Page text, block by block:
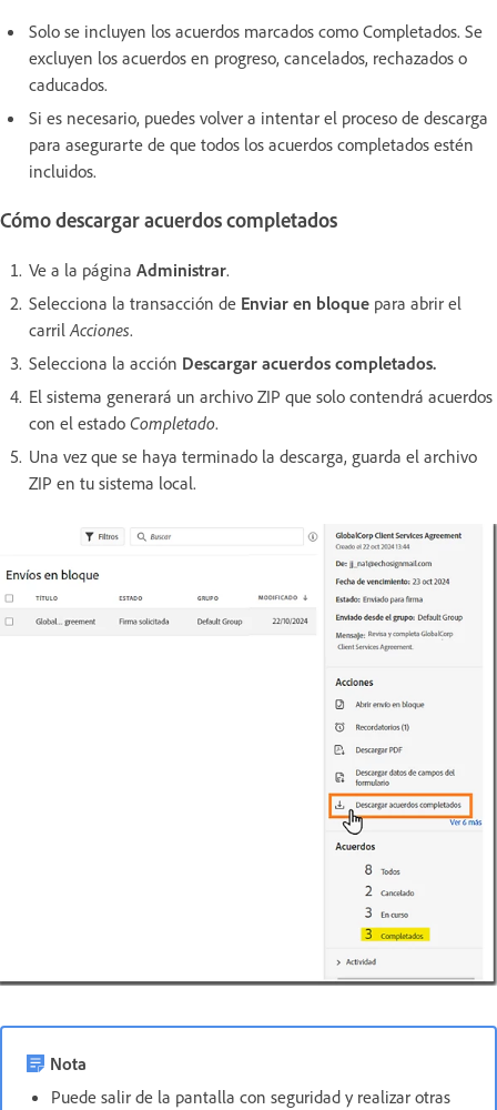
Solo se incluyen los acuerdos marcados como Completados. Se
excluyen los acuerdos en progreso, cancelados, rechazados o
caducados.
Si es necesario, puedes volver a intentar el proceso de descarga
para asegurarte de que todos los acuerdos completados estén
incluidos.
Cómo descargar acuerdos completados
Ve a la página Administrar.
Selecciona la transacción de Enviar en bloque para abrir el
carrilAcciones.
Selecciona la acción Descargar acuerdos completados.
El sistema generará un archivo ZIP que solo contendrá acuerdos
con el estado Completado.
Una vez que se haya terminado la descarga, guarda el archivo
ZIP en tu sistema local.
Nota
Puede salir de la pantalla con seguridad y realizar otras